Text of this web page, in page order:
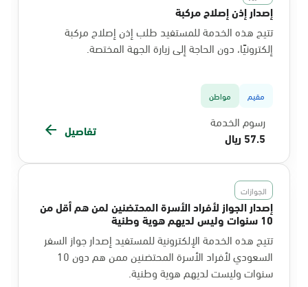
إصدار إذن إصلاح مركبة
تتيح هذه الخدمة للمستفيد طلب إذن إصلاح مركبة
إلكترونيًا، دون الحاجة إلى زيارة الجهة المختصة.
مقيم مواطن
رسوم الخدمة
57.5 ريال
تفاصيل
الجوازات
إصدار الجواز لأفراد الأسرة المحتضنين لمن هم أقل من
10 سنوات وليس لديهم هوية وطنية
تتيح هذه الخدمة الإلكترونية للمستفيد إصدار جواز السفر
السعودي لأفراد الأسرة المحتضنين ممن هم دون 10
سنوات وليست لديهم هوية وطنية.